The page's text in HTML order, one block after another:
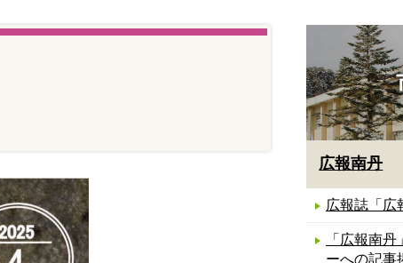
広報南丹
広報誌「広
「広報南
ーへの記事